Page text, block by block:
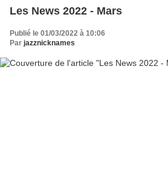
Les News 2022 - Mars
Publié le 01/03/2022 à 10:06
Par jazznicknames